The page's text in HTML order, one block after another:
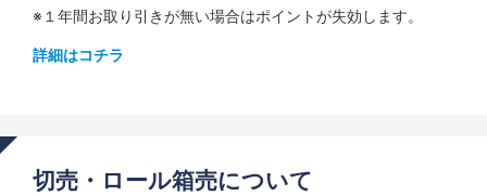
※１年間お取り引きが無い場合はポイントが失効します。
詳細はコチラ
切売・ロール箱売について